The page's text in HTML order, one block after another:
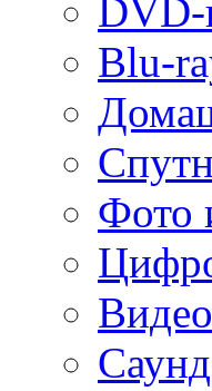
DVD-
Blu-
Фото